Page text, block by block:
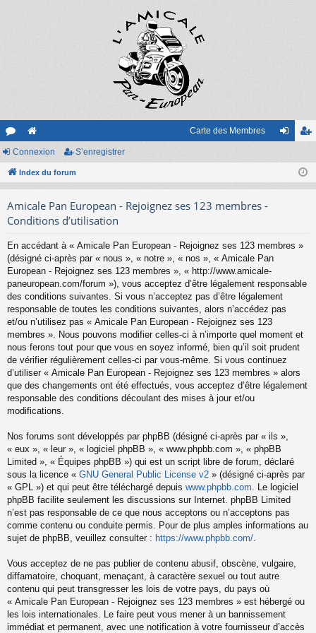
or
u
s
e
sit
Carte des Membres
nr
Connexion S’enregistrer
Index du forum
Amicale Pan European - Rejoignez ses 123 membres -
Conditions d’utilisation
En accédant à « Amicale Pan European - Rejoignez ses 123 membres »
(désigné ci-après par « nous », « notre », « nos », « Amicale Pan
European - Rejoignez ses 123 membres », « http://www.amicale-
paneuropean.com/forum »), vous acceptez d’être légalement responsable
des conditions suivantes. Si vous n’acceptez pas d’être légalement
responsable de toutes les conditions suivantes, alors n’accédez pas
et/ou n’utilisez pas « Amicale Pan European - Rejoignez ses 123
membres ». Nous pouvons modifier celles-ci à n’importe quel moment et
nous ferons tout pour que vous en soyez informé, bien qu’il soit prudent
de vérifier régulièrement celles-ci par vous-même. Si vous continuez
d’utiliser « Amicale Pan European - Rejoignez ses 123 membres » alors
que des changements ont été effectués, vous acceptez d’être légalement
responsable des conditions découlant des mises à jour et/ou
modifications.
Nos forums sont développés par phpBB (désigné ci-après par « ils »,
« eux », « leur », « logiciel phpBB », « www.phpbb.com », « phpBB
Limited », « Équipes phpBB ») qui est un script libre de forum, déclaré
sous la licence « GNU General Public License v2 » (désigné ci-après par
« GPL ») et qui peut être téléchargé depuis www.phpbb.com . Le logiciel
phpBB facilite seulement les discussions sur Internet. phpBB Limited
n’est pas responsable de ce que nous acceptons ou n’acceptons pas
comme contenu ou conduite permis. Pour de plus amples informations au
sujet de phpBB, veuillez consulter : https://www.phpbb.com/
Vous acceptez de ne pas publier de contenu abusif, obscène, vulgaire,
diffamatoire, choquant, menaçant, à caractère sexuel ou tout autre
contenu qui peut transgresser les lois de votre pays, du pays où
« Amicale Pan European - Rejoignez ses 123 membres » est hébergé ou
les lois internationales. Le faire peut vous mener à un bannissement
immédiat et permanent, avec une notification à votre fournisseur d’accès